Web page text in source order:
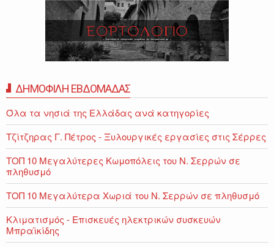
ΔΗΜΟΦΙΛΗ ΕΒΔΟΜΑΔΑΣ
Όλα τα νησιά της Ελλάδας ανά κατηγορίες
Τζίτζηρας Γ. Πέτρος - Ξυλουργικές εργασίες στις Σέρρες
ΤΟΠ 10 Μεγαλύτερες Κωμοπόλεις του Ν. Σερρών σε
πληθυσμό
ΤΟΠ 10 Μεγαλύτερα Χωριά του Ν. Σερρών σε πληθυσμό
Κλιματισμός - Επισκευές ηλεκτρικών συσκευών
Μπραϊκίδης